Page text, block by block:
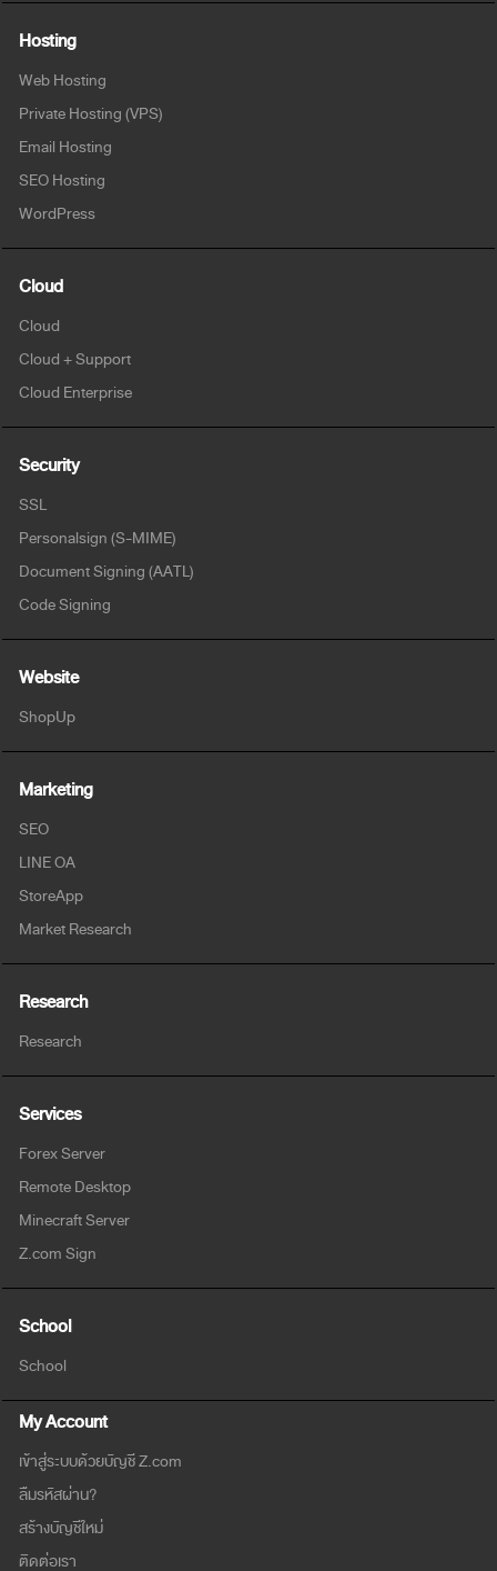
Hosting
Web Hosting
Private Hosting (VPS)
Email Hosting
SEO Hosting
WordPress
Cloud
Cloud
Cloud + Support
Cloud Enterprise
Security
SSL
Personalsign (S-MIME)
Document Signing (AATL)
Code Signing
Website
ShopUp
Marketing
SEO
LINE OA
StoreApp
Market Research
Research
Research
Services
Forex Server
Remote Desktop
Minecraft Server
Z.com Sign
School
School
My Account
เข้าสู่ระบบด้วยบัญชี Z.com
ลืมรหัสผ่าน?
สร้างบัญชีใหม่
ติดต่อเรา